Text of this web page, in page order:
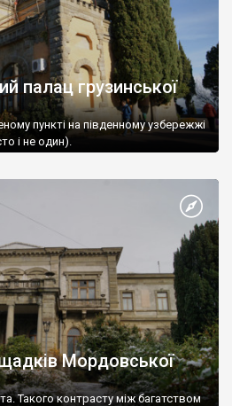
палац грузинської
пункті на південному узбережжі
і не один).
Мордовської
Такого контрасту між багатством